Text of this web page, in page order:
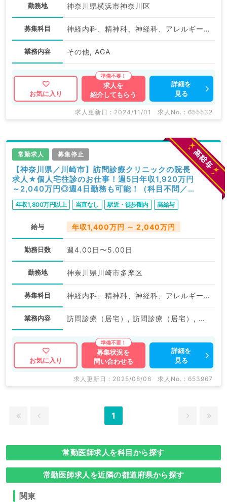
勤務地 神奈川県横浜市神奈川区
募集科目 神経内科、精神科、神経科、アレルギー科、リウマチ科、小児科、整形外科、形成外科、美容外科、脳神経外科、呼吸器外科、心臓血管外科、小児外科、皮膚科、泌尿器科、産婦人科、産科、婦人科、眼科、耳鼻咽喉科、気管食道科、放射線科、リハビリテーション科、麻酔科、ペインクリニック、人工透析科、緩和ケア科、一般内科、循環器内科、呼吸器内科、消化器内科、内分泌・代謝内科、腎臓内科、血液内科、外科系全般、一般外科、消化器外科、乳腺外科、総合診療科、美容皮膚科、健診・人間ドック、救急科・ＩＣＵ、病理科、基礎医学系、膠原病科、スポーツ整形外科、大腸・肛門外科、産業医、脊髄・脊椎外科
業務内容 その他, AGA
お気に入り
求人を
紹介してもらう
詳細を
見る
求人更新日 : 2024/11/01 求人No. : 655532
常勤求人 募集停止
【神奈川県／川崎市】訪問診療クリニックの院長
求人★個人宅往診のお仕事！週5日年収1,920万円
～2,040万円◎週4日勤務も可能！（科目不問／
常勤）
年収1,800万円以上 当直なし 駅近・徒歩圏内 高給与
給与 年収1,400万円 ～ 2,040万円
勤務日数 週4.00日〜5.00日
勤務地 神奈川県川崎市多摩区
募集科目 神経内科、精神科、神経科、アレルギー科、リウマチ科、小児科、整形外科、形成外科、美容外科、脳神経外科、呼吸器外科、心臓血管外科、小児外科、皮膚科、泌尿器科、産婦人科、産科、婦人科、眼科、耳鼻咽喉科、気管食道科、放射線科、リハビリテーション科、麻酔科、ペインクリニック、人工透析科、緩和ケア科、一般内科、循環器内科、呼吸器内科、消化器内科、内分泌・代謝内科、腎臓内科、老年内科、血液内科、外科系全般、一般外科、消化器外科、乳腺外科、総合診療科、美容皮膚科、健診・人間ドック、救急科・ＩＣＵ、病理科、基礎医学系、膠原病科、スポーツ整形外科、大腸・肛門外科、産業医、脊髄・脊椎外科
業務内容 訪問診療（居宅）, 訪問診療（居宅）, その他
お気に入り
募集状況を
問い合わせる
詳細を
見る
求人更新日 : 2025/08/06 求人No. : 653967
1
常勤医師求人を科目から探す
常勤医師求人を近隣の都道府県から探す
関東